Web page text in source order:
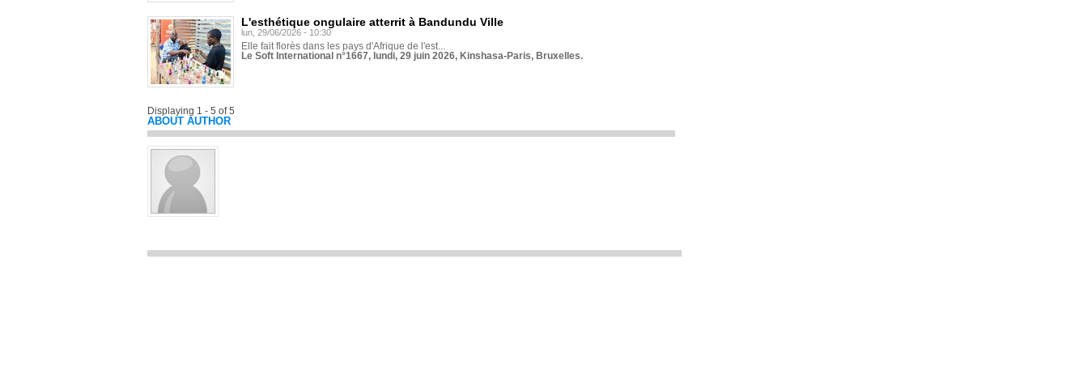
L'esthétique ongulaire atterrit à Bandundu Ville
lun, 29/06/2026 - 10:30
Elle fait florès dans les pays d'Afrique de l'est...
Le Soft International n°1667, lundi, 29 juin 2026, Kinshasa-Paris, Bruxelles.
Displaying 1 - 5 of 5
ABOUT AUTHOR